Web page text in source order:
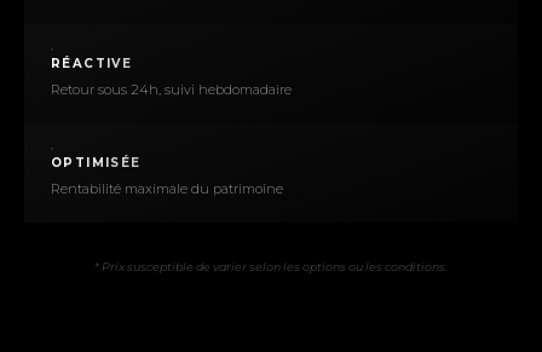
RÉACTIVE
Retour sous 24h, suivi hebdomadaire
OPTIMISÉE
Rentabilité maximale du patrimoine
* Prix susceptible de varier selon les options ou les conditions.